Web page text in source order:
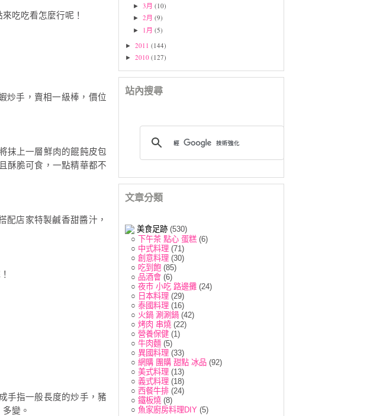
吃吃看怎麼行呢！
炒手，賣相一級棒，價位
抹上一層鮮肉的餛飩皮包
酥脆可食，一點精華都不
配店家特製鹹香甜醬汁，
手指一般長度的炒手，豬
變。
►3月(10)
►2月(9)
► 1月(5)
► 2011 (144)
► 2010 (127)
站內搜尋
文章分類
美食足跡 (530)
○
下午茶 點心 蛋糕 (6)
○ 中式料理 (71)
○ 創意料理 (30)
○ 吃到飽 (85)
○ 品酒會 (6)
○ 夜市 小吃 路邊攤 (24)
○ 日本料理 (29)
○ 泰國料理 (16)
○ 火鍋 涮涮鍋 (42)
○ 烤肉 串燒 (22)
○ 營養保健 (1)
○ 牛肉麵 (5)
○ 異國料理 (33)
○ 網購 團購 甜點 冰品 (92)
○ 美式料理 (13)
○ 義式料理 (18)
○ 西餐牛排 (24)
○ 鐵板燒 (8)
○ 魚家廚房料理DIY (5)